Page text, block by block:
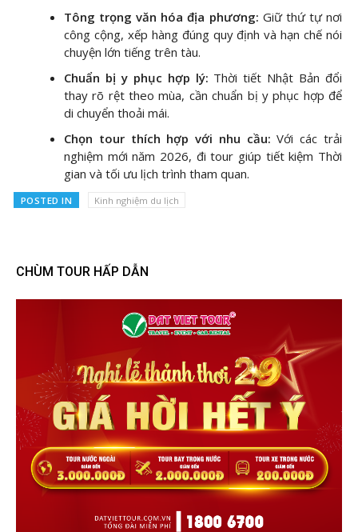
Tông trọng văn hóa địa phương: Giữ thứ tự nơi
công cộng, xếp hàng đúng quy định và hạn chế nói
chuyện lớn tiếng trên tàu.
Chuẩn bị y phục hợp lý: Thời tiết Nhật Bản đổi
thay rõ rệt theo mùa, cần chuẩn bị y phục hợp để
di chuyển thoải mái.
Chọn tour thích hợp với nhu cầu: Với các trải
nghiệm mới năm 2026, đi tour giúp tiết kiệm Thời
gian và tối ưu lịch trình tham quan.
POSTED IN Kinh nghiệm du lịch
CHÙM TOUR HẤP DẪN